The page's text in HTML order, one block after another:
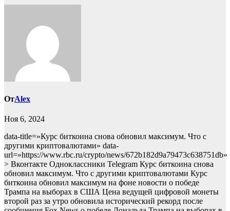
ОтAlex
Ноя 6, 2024
data-title=»Курс биткоина снова обновил максимум. Что с
другими криптовалютами» data-
url=»https://www.rbc.ru/crypto/news/672b182d9a79473c638751db»
> Вконтакте Одноклассники Telegram Курс биткоина снова
обновил максимум. Что с другими криптовалютами Курс
биткоина обновил максимум на фоне новости о победе
Трампа на выборах в США Цена ведущей цифровой монеты
второй раз за утро обновила исторический рекорд после